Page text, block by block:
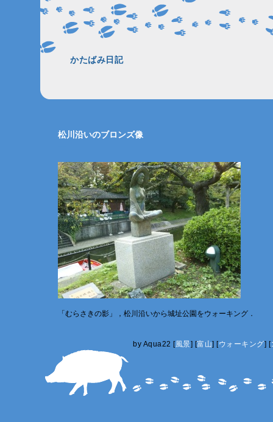
かたばみ日記
松川沿いのブロンズ像
「むらさきの影」，松川沿いから城址公園をウォーキング．
by Aqua22 [風景] [富山] [ウォーキング] [